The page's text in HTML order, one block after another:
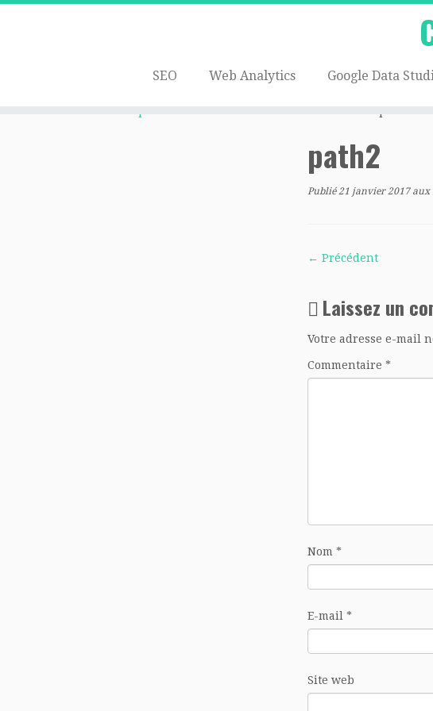
SEO Web Analytics Google Data
path2
Publié 21 janvier 2017aux
← Précédent
Laissez un
Votre adresse e-mail
Commentaire *
Nom *
E-mail *
Site web